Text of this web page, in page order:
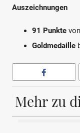
Auszeichnungen
91 Punkte von
Goldmedaille
Mehr zu